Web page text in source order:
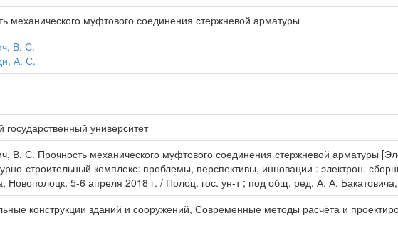
механического муфтового соединения стержневой арматуры
В. С.
А. С.
государственный университет
В. С. Прочность механического муфтового соединения стержневой арматуры
строительный комплекс: проблемы, перспективы, инновации : электрон.
Новополоцк, 5-6 апреля 2018 г. / Полоц. гос. ун-т ; под общ. ред. А. А.
конструкции зданий и сооружений, Современные методы расчёта и